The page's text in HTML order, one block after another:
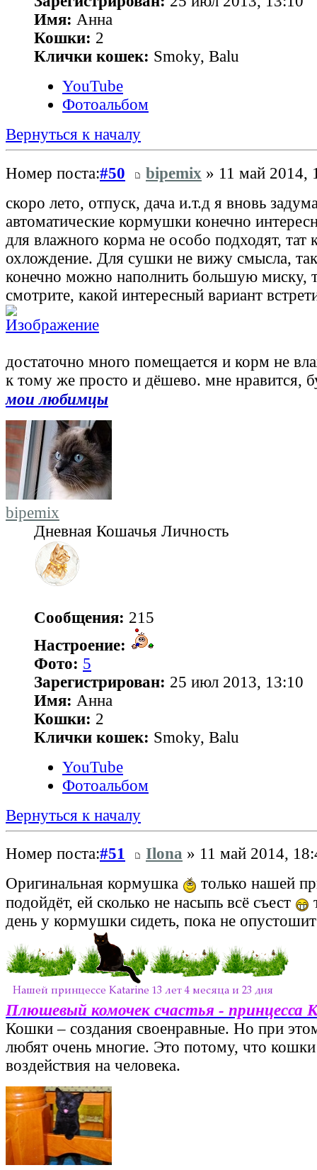
Имя: Анна
Кошки: 2
Клички кошек: Smoky, Balu
YouTube
Фотоальбом
Вернуться к началу
Номер поста:#50 bipemix » 11 май 2014,
скоро лето, отпуск, дача и.т.д я вновь
автоматические кормушки конечно
для влажного корма не особо подходят, тат
охлождение. Для сушки не вижу смысла,
конечно можно наполнить большую миску,
смотрите, какой интересный вариант
достаточно много помещается и корм не
к тому же просто и дёшево. мне нравится,
мои любимцы
bipemix
Дневная Кошачья Личность
Сообщения: 215
Настроение:
Фото: 5
Зарегистрирован: 25 июл 2013, 13:10
Имя: Анна
Кошки: 2
Клички кошек: Smoky, Balu
YouTube
Фотоальбом
Вернуться к началу
Номер поста:#51 Ilona » 11 май 2014,
Оригинальная кормушка
только нашей
подойдёт, ей сколько не насыпь всё съест
день у кормушки сидеть, пока не
Плюшевый комочек счастья - принцесса
Кошки – создания своенравные. Но при
любят очень многие. Это потому, что кошки
воздействия на человека.